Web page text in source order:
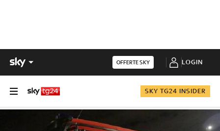
OFFERTE SKY LOGIN
SKY TG24 INSIDER